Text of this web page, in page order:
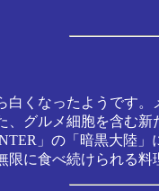
白くなったようです
グルメ細胞を含む新
」の「暗黒大陸」
に食べ続けられる料